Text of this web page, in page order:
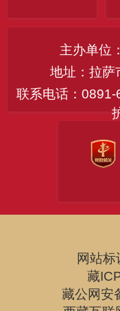
主办单位
地址：拉萨
联系电话：
网站
藏
藏公网安